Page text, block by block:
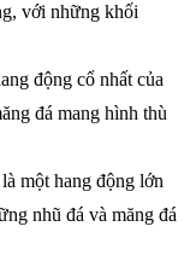
với những khối
động cổ nhất của
đá mang hình thù
một hang động lớn
nhũ đá và măng đá